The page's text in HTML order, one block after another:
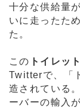
十分な供給量
いに走ったた
た。
この トイレッ
Twitterで、「
造されている
ーバーの輸入